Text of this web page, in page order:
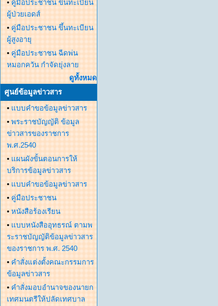
• คู่มือประชาชน ขึ้นทะเบียน
ผู้ป่วยเอดส์
• คู่มือประชาชน ขึ้นทะเบียน
ผู้สูงอายุ
• คู่มือประชาชน ฉีดพ่น
หมอกควัน กำจัดยุ่งลาย
ดูทั้งหมด
ศูนย์ข้อมูลข่าวสาร
• แบบคำขอข้อมูลข่าวสาร
• พระราชบัญญัติ ข้อมูล
ข่าวสารของราชการ
พ.ศ.2540
• แผนผังขั้นตอนการให้
บริการข้อมูลข่าวสาร
• แบบคำขอข้อมูลข่าวสาร
• คู่มือประชาชน
• หนังสือร้องเรียน
• แบบหนังสืออุทธรณ์ ตามพ
ระราชบัญญัติข้อมูลข่าวสาร
ของราชการ พ.ศ. 2540
• คำสั่งแต่งตั้งคณะกรรมการ
ข้อมูลข่าวสาร
• คำสั่งมอบอำนาจของนายก
เทศมนตรีให้ปลัดเทศบาล